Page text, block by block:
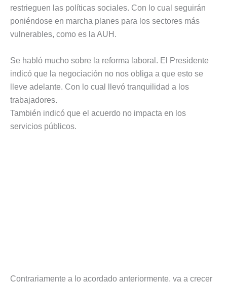
restrieguen las políticas sociales. Con lo cual seguirán
poniéndose en marcha planes para los sectores más
vulnerables, como es la AUH.
Se habló mucho sobre la reforma laboral. El Presidente
indicó que la negociación no nos obliga a que esto se
lleve adelante. Con lo cual llevó tranquilidad a los
trabajadores.
También indicó que el acuerdo no impacta en los
servicios públicos.
Contrariamente a lo acordado anteriormente, va a crecer